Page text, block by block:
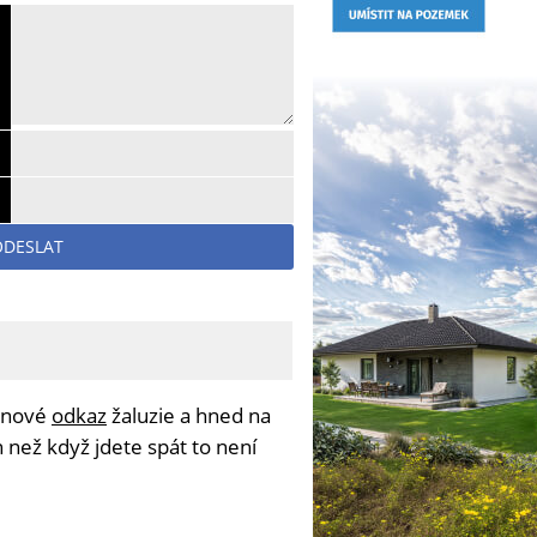
odkazžaluzie a hned na
když jdete spát to není